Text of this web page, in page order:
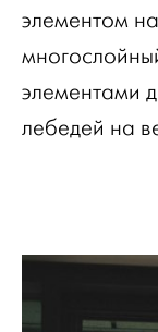
элементом
элементами
лебедей на